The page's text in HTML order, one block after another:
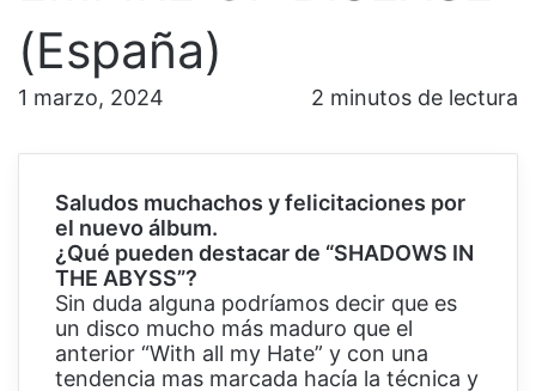
(España)
1 marzo, 2024 2 minutos de lectura
Saludos muchachos y felicitaciones por
el nuevo álbum.
¿Qué pueden destacar de “SHADOWS IN
THE ABYSS”?
Sin duda alguna podríamos decir que es
un disco mucho más maduro que el
anterior “With all my Hate” y con una
tendencia mas marcada hacía la técnica y